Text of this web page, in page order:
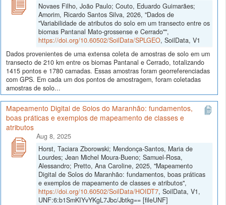
Novaes Filho, João Paulo; Couto, Eduardo Guimarães;
Amorim, Ricardo Santos Silva, 2026, "Dados de
"Variabilidade de atributos do solo em um transecto entre os
biomas Pantanal Mato-grossense e Cerrado"",
https://doi.org/10.60502/SoilData/SPLGEO, SoilData, V1
Dados provenientes de uma extensa coleta de amostras de solo em um
transecto de 210 km entre os biomas Pantanal e Cerrado, totalizando
1415 pontos e 1780 camadas. Essas amostras foram georreferenciadas
com GPS. Em cada um dos pontos de amostragem, foram coletadas
amostras de solo...
Mapeamento Digital de Solos do Maranhão: fundamentos,
boas práticas e exemplos de mapeamento de classes e
atributos
Aug 8, 2025
Horst, Taciara Zborowski; Mendonça-Santos, Maria de
Lourdes; Jean Michel Moura-Bueno; Samuel-Rosa,
Alessandro; Pretto, Ana Caroline, 2025, "Mapeamento
Digital de Solos do Maranhão: fundamentos, boas práticas
e exemplos de mapeamento de classes e atributos",
https://doi.org/10.60502/SoilData/HOIDT7, SoilData, V1,
UNF:6:b1SmKIYvYKgL7Jbc/Jbtkg== [fileUNF]